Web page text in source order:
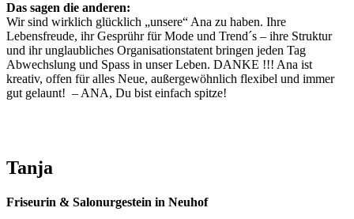
Das sagen die anderen:
Wir sind wirklich glücklich „unsere“ Ana zu haben. Ihre
Lebensfreude, ihr Gesprühr für Mode und Trend´s – ihre Struktur
und ihr unglaubliches Organisationstatent bringen jeden Tag
Abwechslung und Spass in unser Leben. DANKE !!! Ana ist
kreativ, offen für alles Neue, außergewöhnlich flexibel und immer
gut gelaunt! – ANA, Du bist einfach spitze!
Tanja
Friseurin & Salonurgestein in Neuhof